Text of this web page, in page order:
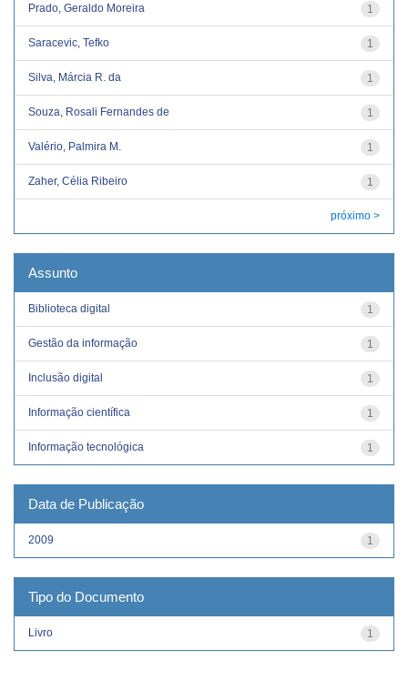
1
Prado, Geraldo Moreira
1
Saracevic, Tefko
1
Silva, Márcia R. da
1
Souza, Rosali Fernandes de
1
Valério, Palmira M.
1
Zaher, Célia Ribeiro
próximo >
Assunto
1
Biblioteca digital
1
Gestão da informação
1
Inclusão digital
1
Informação científica
1
Informação tecnológica
Data de Publicação
1
2009
Tipo do Documento
1
Livro